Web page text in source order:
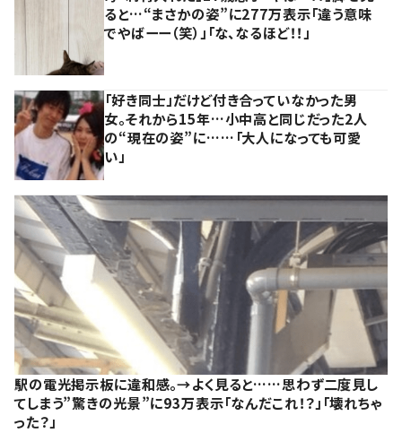
ると…“まさかの姿”に277万表示「違う意味
でやばーー（笑）」「な、なるほど！！」
「好き同士」だけど付き合っていなかった男
女。それから15年…小中高と同じだった2人
の“現在の姿”に……「大人になっても可愛
い」
駅の電光掲示板に違和感。→よく見ると……思わず二度見し
てしまう”驚きの光景”に93万表示「なんだこれ！？」「壊れちゃ
った？」